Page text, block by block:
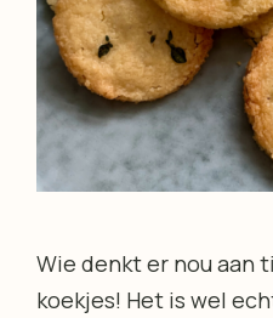
Wie denkt er nou aan
koekjes! Het is wel